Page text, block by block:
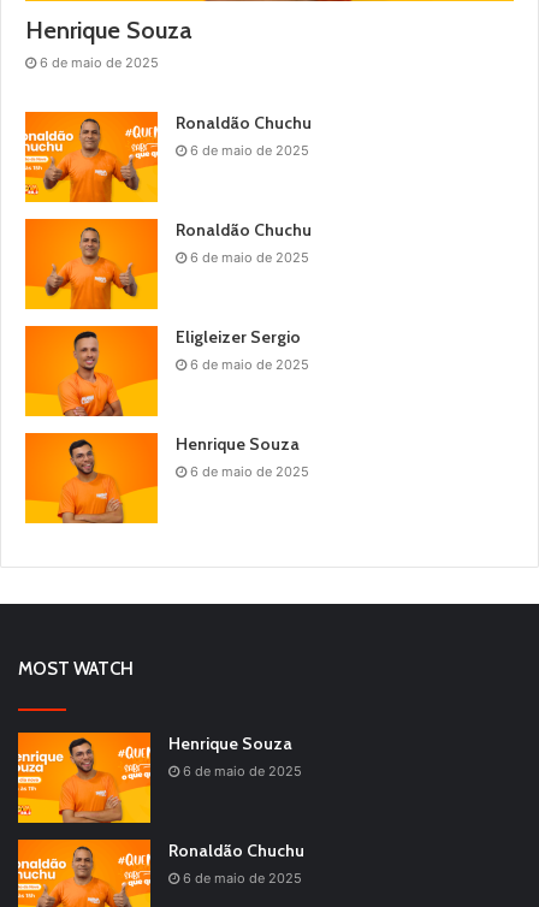
Henrique Souza
6 de maio de 2025
Ronaldão Chuchu
6 de maio de 2025
Ronaldão Chuchu
6 de maio de 2025
Eligleizer Sergio
6 de maio de 2025
Henrique Souza
6 de maio de 2025
MOST WATCH
Henrique Souza
6 de maio de 2025
Ronaldão Chuchu
6 de maio de 2025